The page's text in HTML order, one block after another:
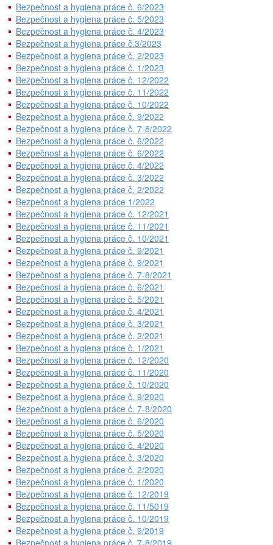
Bezpečnost a hygiena práce č. 6/2023
Bezpečnost a hygiena práce č. 5/2023
Bezpečnost a hygiena práce č. 4/2023
Bezpečnost a hygiena práce č.3/2023
Bezpečnost a hygiena práce č. 2/2023
Bezpečnost a hygiena práce č. 1/2023
Bezpečnost a hygiena práce č. 12/2022
Bezpečnost a hygiena práce č. 11/2022
Bezpečnost a hygiena práce č. 10/2022
Bezpečnost a hygiena práce č. 9/2022
Bezpečnost a hygiena práce č. 7-8/2022
Bezpečnost a hygiena práce č. 6/2022
Bezpečnost a hygiena práce č. 6/2022
Bezpečnost a hygiena práce č. 4/2022
Bezpečnost a hygiena práce č. 3/2022
Bezpečnost a hygiena práce č. 2/2022
Bezpečnost a hygiena práce 1/2022
Bezpečnost a hygiena práce č. 12/2021
Bezpečnost a hygiena práce č. 11/2021
Bezpečnost a hygiena práce č. 10/2021
Bezpečnost a hygiena práce č. 9/2021
Bezpečnost a hygiena práce č. 9/2021
Bezpečnost a hygiena práce č. 7-8/2021
Bezpečnost a hygiena práce č. 6/2021
Bezpečnost a hygiena práce č. 5/2021
Bezpečnost a hygiena práce č. 4/2021
Bezpečnost a hygiena práce č. 3/2021
Bezpečnost a hygiena práce č. 2/2021
Bezpečnost a hygiena práce č. 1/2021
Bezpečnost a hygiena práce č. 12/2020
Bezpečnost a hygiena práce č. 11/2020
Bezpečnost a hygiena práce č. 10/2020
Bezpečnost a hygiena práce č. 9/2020
Bezpečnost a hygiena práce č. 7-8/2020
Bezpečnost a hygiena práce č. 6/2020
Bezpečnost a hygiena práce č. 5/2020
Bezpečnost a hygiena práce č. 4/2020
Bezpečnost a hygiena práce č. 3/2020
Bezpečnost a hygiena práce č. 2/2020
Bezpečnost a hygiena práce č. 1/2020
Bezpečnost a hygiena práce č. 12/2019
Bezpečnost a hygiena práce č. 11/5019
Bezpečnost a hygiena práce č. 10/2019
Bezpečnost a hygiena práce č. 9/2019
Bezpečnost a hygiena práce č. 7-8/2019